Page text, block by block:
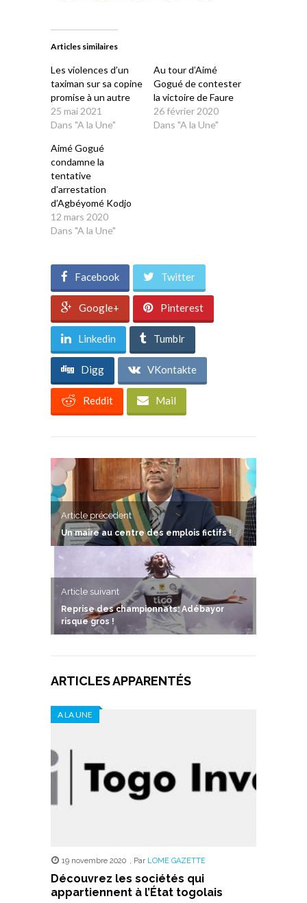
dans
nouvelle
dans
nouvelle
Articles similaires
Les violences d’un
taximan sur sa copine
promise à un autre
25 mai 2021
Dans "A la Une"
Au tour d’Aimé
Gogué de contester
la victoire de Faure
26 février 2020
Dans "A la Une"
Aimé Gogué
condamne la
tentative
d’arrestation
d’Agbéyomé Kodjo
12 mars 2020
Dans "A la Une"
Facebook Twitter
Google+ Pinterest
Linkedin Tumblr
Digg VKontakte
Reddit Mail
Article précedent
Un maire au centre des emplois fictifs !
Article suivant
Reprise des championnats: Adébayor
risque gros !
ARTICLES APPARENTÉS
A LA UNE
19 novembre 2020 , Par LOME GAZETTE
Découvrez les sociétés qui
appartiennent à l’État togolais